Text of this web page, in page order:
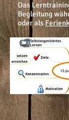
Das
Begleitung
oder als